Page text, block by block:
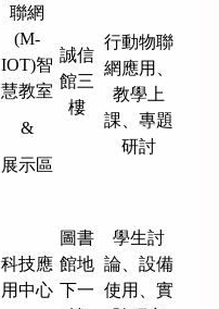
聯網
(M-
IOT)智
慧教室
&
展示區
誠信
館三
樓
行動物聯
網應用、
教學上
課、專題
研討
科技應
用中心
圖書
館地
下一
學生討
論、設備
使用、實